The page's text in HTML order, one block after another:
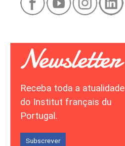
Receba toda a atualidade
do Institut français du
Portugal.
Subscrever